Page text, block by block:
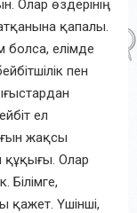
Олар өздерінің
қапалы.
болса, елімде
пен
ел
жақсы
құқығы. Олар
Білімге,
қажет. Үшінші,